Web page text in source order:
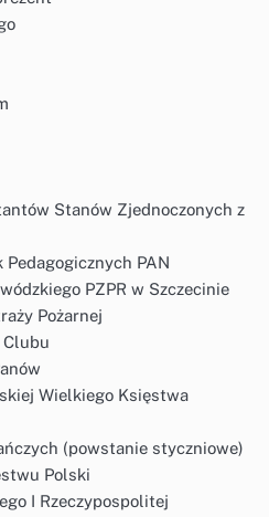
Stanów Zjednoczonych z
Pedagogicznych PAN
PZPR w Szczecinie
Pożarnej
Clubu
Wielkiego Księstwa
(powstanie styczniowe)
Polski
I Rzeczypospolitej